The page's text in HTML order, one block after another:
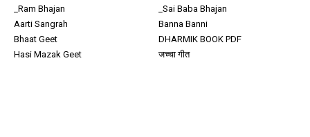
_Ram Bhajan
_Sai Baba Bhajan
Aarti Sangrah
Banna Banni
Bhaat Geet
DHARMIK BOOK PDF
Hasi Mazak Geet
जच्चा गीत